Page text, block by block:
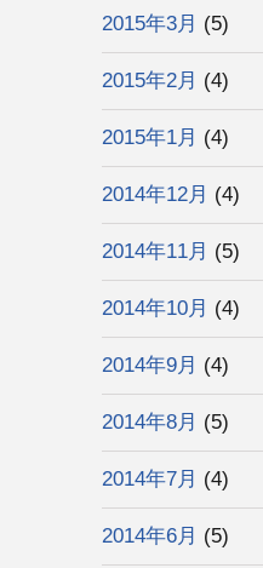
2015年3月 (5)
2015年2月 (4)
2015年1月 (4)
2014年12月 (4)
2014年11月 (5)
2014年10月 (4)
2014年9月 (4)
2014年8月 (5)
2014年7月 (4)
2014年6月 (5)